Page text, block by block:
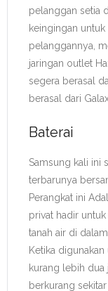
pelanggan setia
keingingan
pelanggannya,
jaringan outlet
segera berasal
berasal dari
Baterai
Samsung kali ini
terbarunya
Perangkat ini
privat hadir
tanah air di
Ketika
kurang lebih dua
berkurang